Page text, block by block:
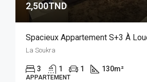
2,500TND
Spacieux Appartement S+3 À
La Soukra
3 1 1 130m²
APPARTEMENT